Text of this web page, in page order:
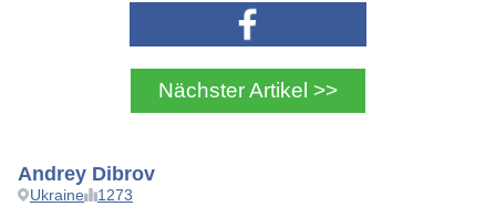
Nächster Artikel >>
Andrey Dibrov
Ukraine 1273